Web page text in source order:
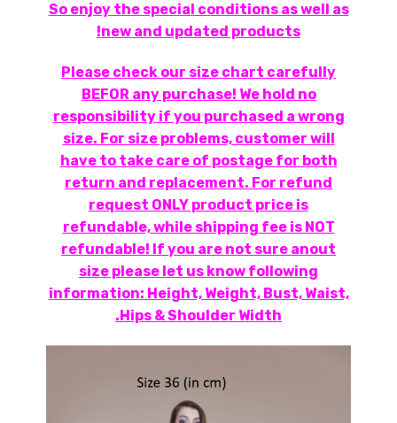
So enjoy the special conditions as well as
new and updated products!
Please check our size chart carefully
BEFOR any purchase! We hold no
responsibility if you purchased a wrong
size. For size problems, customer will
have to take care of postage for both
return and replacement. For refund
request ONLY product price is
refundable, while shipping fee is NOT
refundable! If you are not sure anout
size please let us know following
information: Height, Weight, Bust, Waist,
Hips & Shoulder Width.